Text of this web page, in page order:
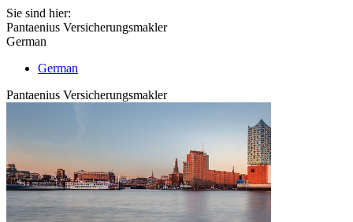
Sie sind hier:
Pantaenius Versicherungsmakler
German
German
Pantaenius Versicherungsmakler